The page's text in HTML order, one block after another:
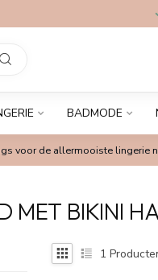
BADMODE
voor de allermooiste lingerie
MET BIKINI
1